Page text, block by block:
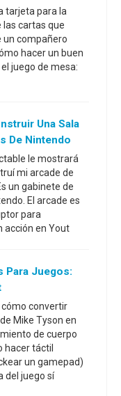
tarjeta para la
las cartas que
un compañero
hacer un buen
juego de mesa:
Una Sala
De Nintendo
le mostrará
mi arcade de
un gabinete de
El arcade es
para
acción en Yout
Para Juegos:
convertir
Mike Tyson en
de cuerpo
hacer táctil
un gamepad)
del juego sí